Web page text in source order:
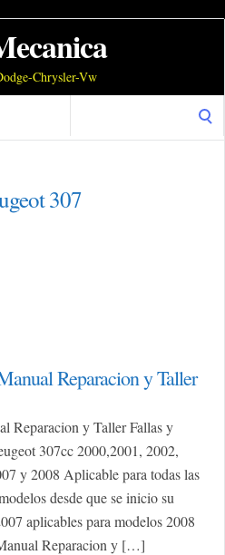
Chrysler-Vw
307
Reparacion y Taller
Reparacion y Taller Fallas y
307cc 2000,2001, 2002,
y 2008 Aplicable para todas las
desde que se inicio su
aplicables para modelos 2008
Reparacion y […]